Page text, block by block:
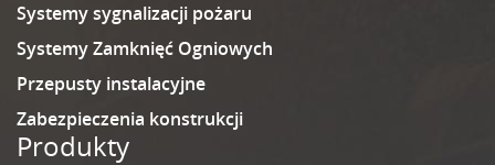
Systemy sygnalizacji pożaru
Systemy Zamknięć Ogniowych
Przepusty instalacyjne
Zabezpieczenia konstrukcji
Produkty